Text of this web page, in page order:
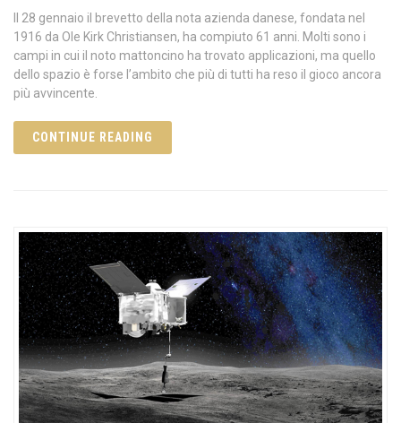
Il 28 gennaio il brevetto della nota azienda danese, fondata nel
1916 da Ole Kirk Christiansen, ha compiuto 61 anni. Molti sono i
campi in cui il noto mattoncino ha trovato applicazioni, ma quello
dello spazio è forse l’ambito che più di tutti ha reso il gioco ancora
più avvincente.
CONTINUE READING